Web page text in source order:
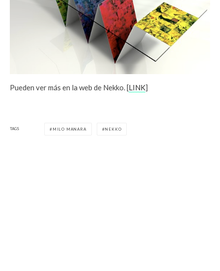
Pueden ver más en la web de Nekko. [LINK]
TAGS MILO MANARA NEKKO